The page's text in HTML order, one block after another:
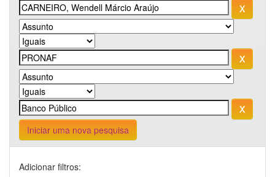
Iniciar uma nova pesquisa
Adicionar filtros: